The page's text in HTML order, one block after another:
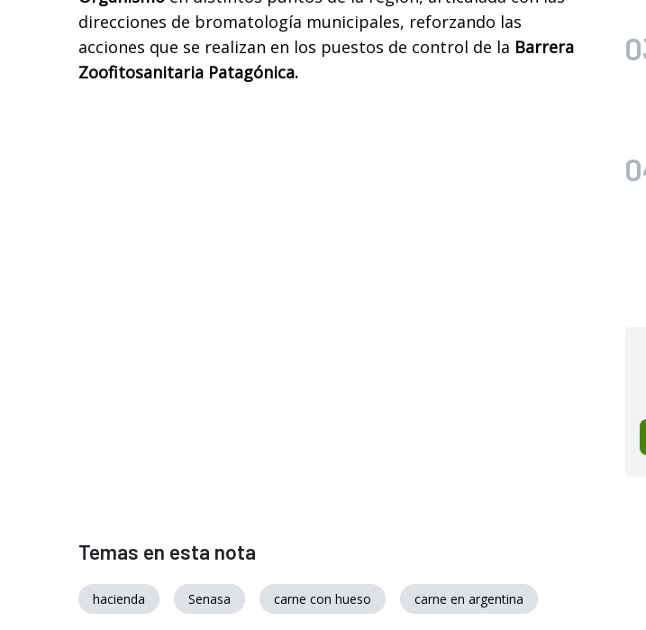
direcciones de bromatología municipales, reforzando las
acciones que se realizan en los puestos de control de la Barrera
Zoofitosanitaria Patagónica.
Temas en esta nota
hacienda Senasa carne con hueso carne en argentina